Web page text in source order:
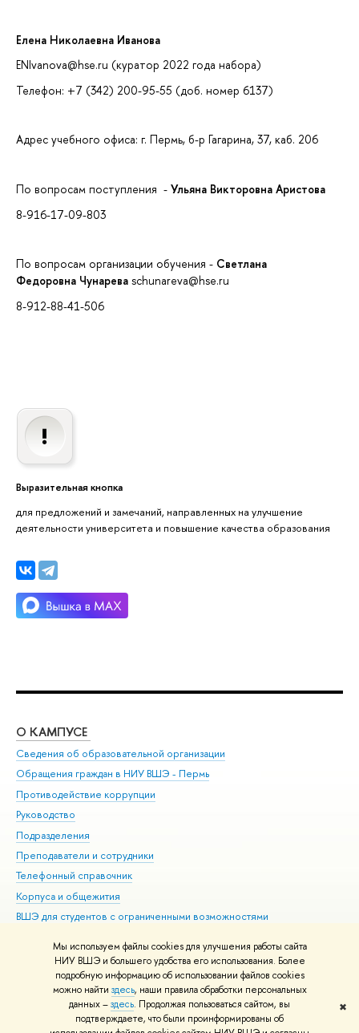
Мы используем файлы cookies для улучшения работы сайта
НИУ ВШЭ и большего удобства его использования. Более
подробную информацию об использовании файлов cookies
можно найти здесь, наши правила обработки персональных
данных –здесь. Продолжая пользоваться сайтом, вы
подтверждаете, что были проинформированы об
✖
Елена Николаевна Иванова
ENIvanova@hse.ru (куратор 2022 года набора)
Телефон: +7 (342) 200-95-55 (доб. номер 6137)
Адрес учебного офиса: г. Пермь, б-р Гагарина, 37, каб. 206
По вопросам поступления - Ульяна Викторовна Аристова
8-916-17-09-803
По вопросам организации обучения - Светлана
Федоровна Чунарева schunareva@hse.ru
8-912-88-41-506
Выразительная кнопка
для предложений и замечаний, направленных на улучшение
деятельности университета и повышение качества образования
О КАМПУСЕ
Сведения об образовательной организации
Обращения граждан в НИУ ВШЭ - Пермь
Противодействие коррупции
Руководство
Подразделения
Преподаватели и сотрудники
Телефонный справочник
Корпуса и общежития
ВШЭ для студентов с ограниченными возможностями
Единая платежная страница